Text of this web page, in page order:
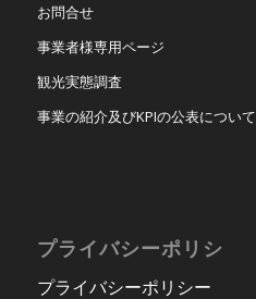
お問合せ
事業者様専用ページ
観光実態調査
事業の紹介及びKPIの公表について
プライバシーポリシ
プライバシーポリシー